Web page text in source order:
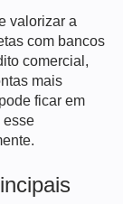
valorizar a
com bancos
comercial,
mais
ficar em
esse